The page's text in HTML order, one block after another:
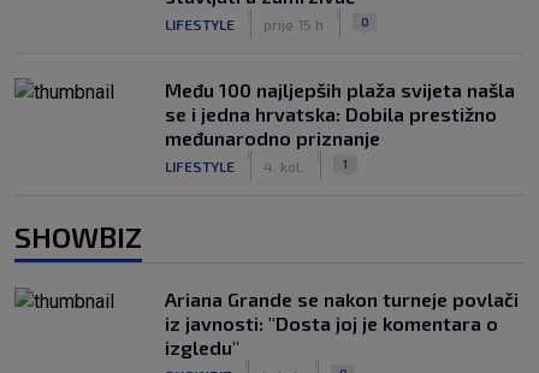
LIFESTYLE prije 15 h 0
Među 100 najljepših plaža svijeta našla
se i jedna hrvatska: Dobila prestižno
međunarodno priznanje
LIFESTYLE 4. kol. 1
SHOWBIZ
Ariana Grande se nakon turneje povlači
iz javnosti: "Dosta joj je komentara o
izgledu"